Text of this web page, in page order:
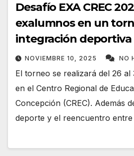
Desafío EXA CREC
exalumnos en un
integración deportiva
NOVIEMBRE 10, 2025 NO
El torneo se realizará del 26 al
en el Centro Regional de
Concepción (CREC). Además
deporte y el reencuentro